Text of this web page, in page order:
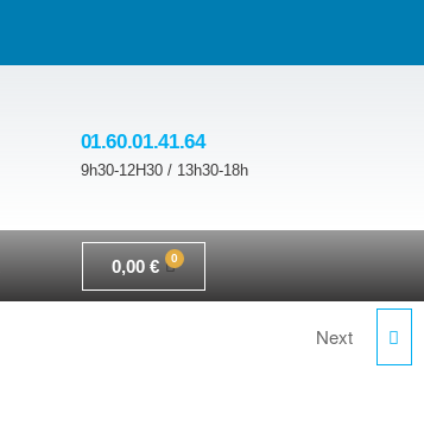
01.60.01.41.64
9h30-12H30 / 13h30-18h
0,00€
Next